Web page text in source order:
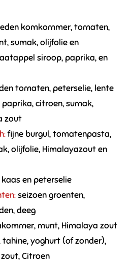
komkommer, tomaten,
sumak, olijfolie en
siroop, paprika, en
tomaten, peterselie, lente
citroen, sumak,
zout
fijne burgul, tomatenpasta,
olijfolie, Himalayazout en
kaas en peterselie
seizoen groenten,
deeg
munt, Himalaya zout
tahine, yoghurt (of zonder),
Citroen